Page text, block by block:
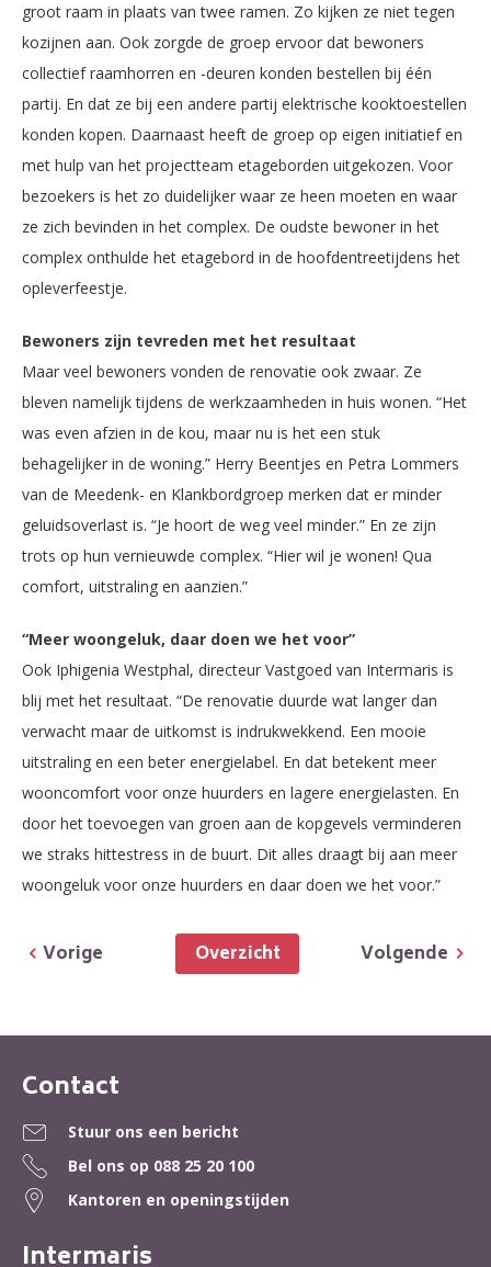
groot raam in plaats van twee ramen. Zo kijken ze niet tegen
kozijnen aan. Ook zorgde de groep ervoor dat bewoners
collectief raamhorren en -deuren konden bestellen bij één
partij. En dat ze bij een andere partij elektrische kooktoestellen
konden kopen. Daarnaast heeft de groep op eigen initiatief en
met hulp van het projectteam etageborden uitgekozen. Voor
bezoekers is het zo duidelijker waar ze heen moeten en waar
ze zich bevinden in het complex. De oudste bewoner in het
complex onthulde het etagebord in de hoofdentreetijdens het
opleverfeestje.
Bewoners zijn tevreden met het resultaat
Maar veel bewoners vonden de renovatie ook zwaar. Ze
bleven namelijk tijdens de werkzaamheden in huis wonen. “Het
was even afzien in de kou, maar nu is het een stuk
behagelijker in de woning.” Herry Beentjes en Petra Lommers
van de Meedenk- en Klankbordgroep merken dat er minder
geluidsoverlast is. “Je hoort de weg veel minder.” En ze zijn
trots op hun vernieuwde complex. “Hier wil je wonen! Qua
comfort, uitstraling en aanzien.”
“Meer woongeluk, daar doen we het voor”
Ook Iphigenia Westphal, directeur Vastgoed van Intermaris is
blij met het resultaat. “De renovatie duurde wat langer dan
verwacht maar de uitkomst is indrukwekkend. Een mooie
uitstraling en een beter energielabel. En dat betekent meer
wooncomfort voor onze huurders en lagere energielasten. En
door het toevoegen van groen aan de kopgevels verminderen
we straks hittestress in de buurt. Dit alles draagt bij aan meer
woongeluk voor onze huurders en daar doen we het voor.”
Volgende
Overzicht
Vorige
Contactinformatie
Contact
Stuur ons een bericht
Bel ons op 088 25 20 100
Kantoren en openingstijden